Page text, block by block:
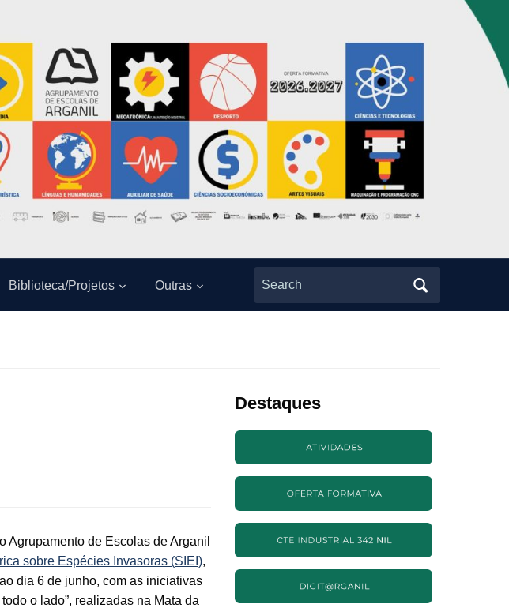
Biblioteca/Projetos Outras
Search
for:
Agrupamento de Escolas de Arganil
sobre Espécies Invasoras (SIEI),
dia 6 de junho, com as iniciativas
o lado”, realizadas na Mata da
Destaques